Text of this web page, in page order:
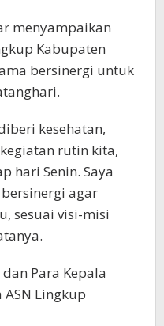
menyampaikan
Kabupaten
bersinergi untuk
kesehatan,
rutin kita,
hari Senin. Saya
agar
sesuai visi-misi
Para Kepala
ASN Lingkup